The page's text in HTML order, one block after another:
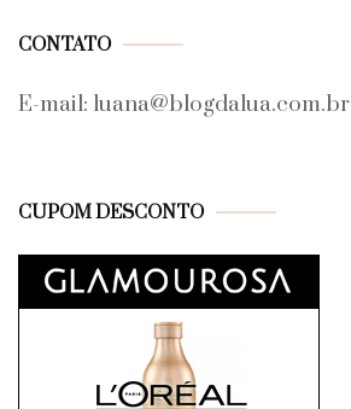
CONTATO
E-mail: luana@blogdalua.com.br
CUPOM DESCONTO